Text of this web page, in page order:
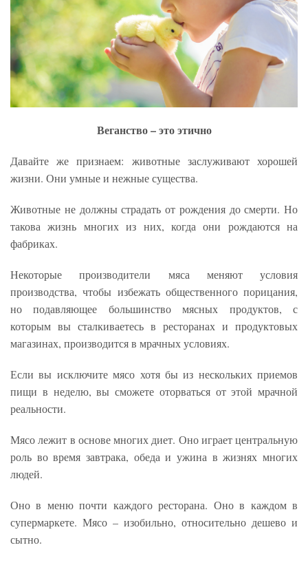
Веганство – это этично
Давайте же признаем: животные заслуживают хорошей
жизни. Они умные и нежные существа.
Животные не должны страдать от рождения до смерти. Но
такова жизнь многих из них, когда они рождаются на
фабриках.
Некоторые производители мяса меняют условия
производства, чтобы избежать общественного порицания,
но подавляющее большинство мясных продуктов, с
которым вы сталкиваетесь в ресторанах и продуктовых
магазинах, производится в мрачных условиях.
Если вы исключите мясо хотя бы из нескольких приемов
пищи в неделю, вы сможете оторваться от этой мрачной
реальности.
Мясо лежит в основе многих диет. Оно играет центральную
роль во время завтрака, обеда и ужина в жизнях многих
людей.
Оно в меню почти каждого ресторана. Оно в каждом в
супермаркете. Мясо – изобильно, относительно дешево и
сытно.